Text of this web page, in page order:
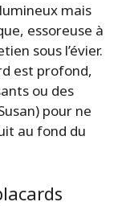
mais
essoreuse à
sous l’évier.
est profond,
ou des
pour ne
au fond du